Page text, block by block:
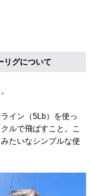
リグについて
イン（5Lb）を使っ
ルで飛ばすこと。こ
たいなシンプルな使